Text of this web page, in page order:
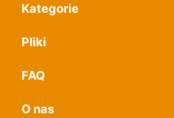
Kategorie
Pliki
FAQ
O nas